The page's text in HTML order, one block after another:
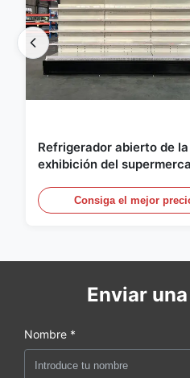
Refrigerador abierto de la
exhibición del
iluminación del LED
Consiga el mejor
Enviar
Nombre *